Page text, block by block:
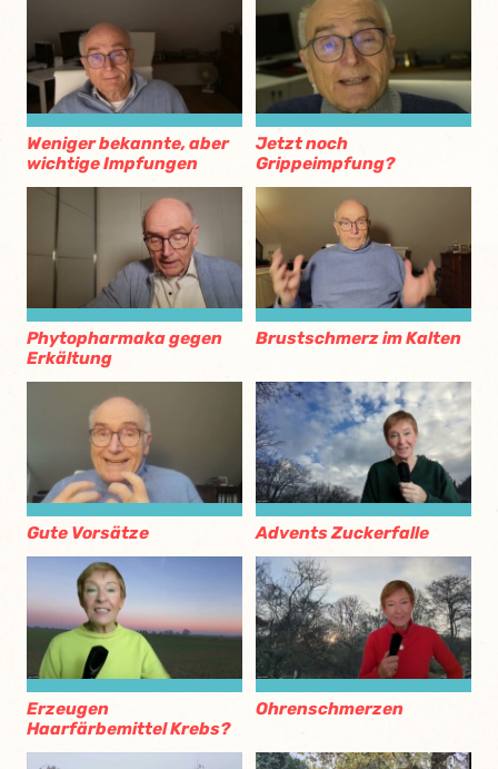
Weniger bekannte, aber
wichtige Impfungen
Jetzt noch
Grippeimpfung?
Phytopharmaka gegen
Erkältung
Brustschmerz im Kalten
Gute Vorsätze Advents Zuckerfalle
Erzeugen
Haarfärbemittel Krebs?
Ohrenschmerzen